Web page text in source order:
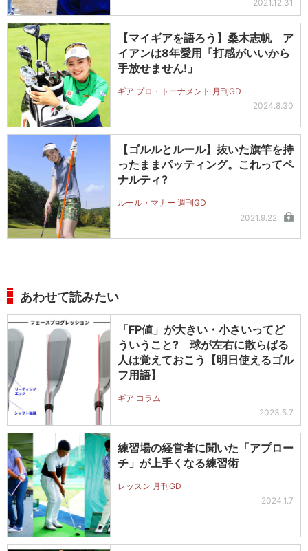
2021.12.31
【マイギアを語ろう】桑木志帆 ア
イアンは8年愛用「打感がいいから
手放せません!」
ギア プロ・トーナメント 月刊GD
2024.8.30
【ゴルルとルール】抜いた旗竿を持
ったままパッティング。これってペ
ナルティ?
ルール・マナー 週刊GD
2021.9.22
あわせて読みたい
「FP値」が大きい・小さいってど
ういうこと? 球が左右に散らばる
人は覚えておこう【明日使えるゴル
フ用語】
ギア コラム
2023.5.7
練習場の経営者に聞いた「アプロー
チ」が上手くなる練習術
レッスン 月刊GD
2024.1.7